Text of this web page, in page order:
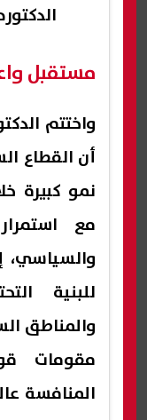
مستقبل
واختتم
أن القطاع
نمو كبيرة
مع
والسياسي،
للبنية
والمناطق
مقومات
المنافسة